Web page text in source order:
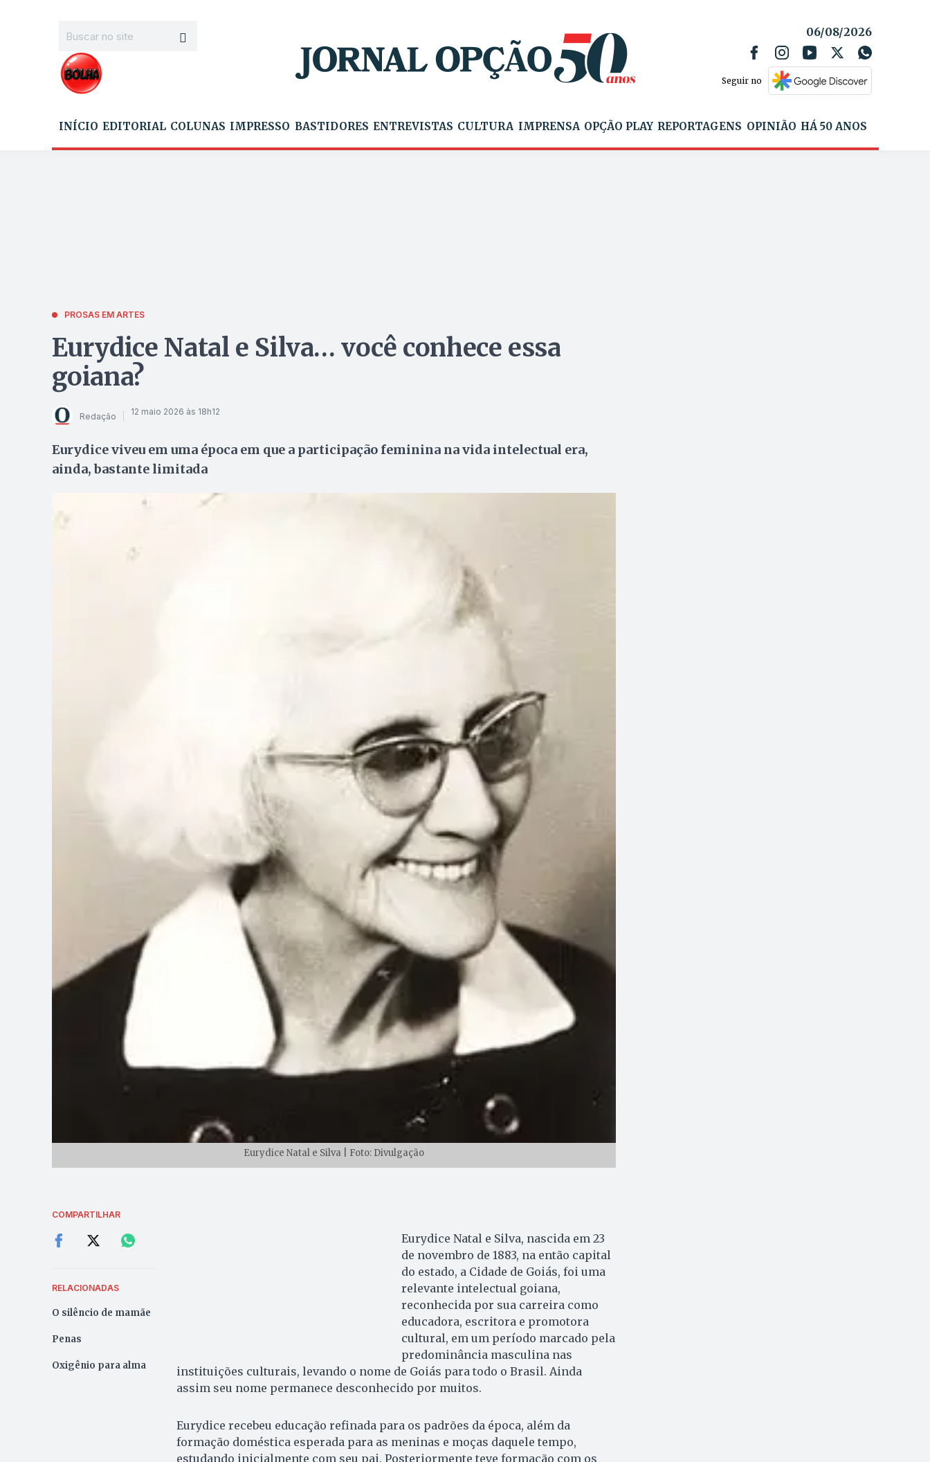
06/08/2026
Seguir no
INÍCIO EDITORIAL COLUNAS IMPRESSO BASTIDORES ENTREVISTAS CULTURA IMPRENSA OPÇÃO PLAY REPORTAGENS OPINIÃO HÁ 50 ANOS
PROSAS EM ARTES
Eurydice Natal e Silva… você conhece essa
goiana?
Redação 12 maio 2026 às 18h12
Eurydice viveu em uma época em que a participação feminina na vida intelectual era,
ainda, bastante limitada
Eurydice Natal e Silva | Foto: Divulgação
COMPARTILHAR
RELACIONADAS
O silêncio de mamãe
Penas
Oxigênio para alma
Eurydice Natal e Silva, nascida em 23
de novembro de 1883, na então capital
do estado, a Cidade de Goiás, foi uma
relevante intelectual goiana,
reconhecida por sua carreira como
educadora, escritora e promotora
cultural, em um período marcado pela
predominância masculina nas
instituições culturais, levando o nome de Goiás para todo o Brasil. Ainda
assim seu nome permanece desconhecido por muitos.
Eurydice recebeu educação refinada para os padrões da época, além da
formação doméstica esperada para as meninas e moças daquele tempo,
estudando inicialmente com seu pai. Posteriormente teve formação com os